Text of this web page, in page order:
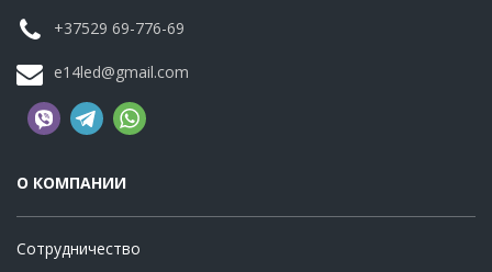
+37529 69-776-69
e14led@gmail.com
О КОМПАНИИ
Сотрудничество